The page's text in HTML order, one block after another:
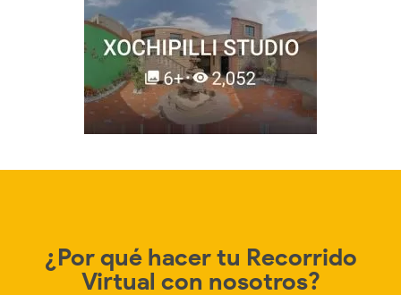
¿Por qué hacer tu Recorrido
Virtual con nosotros?